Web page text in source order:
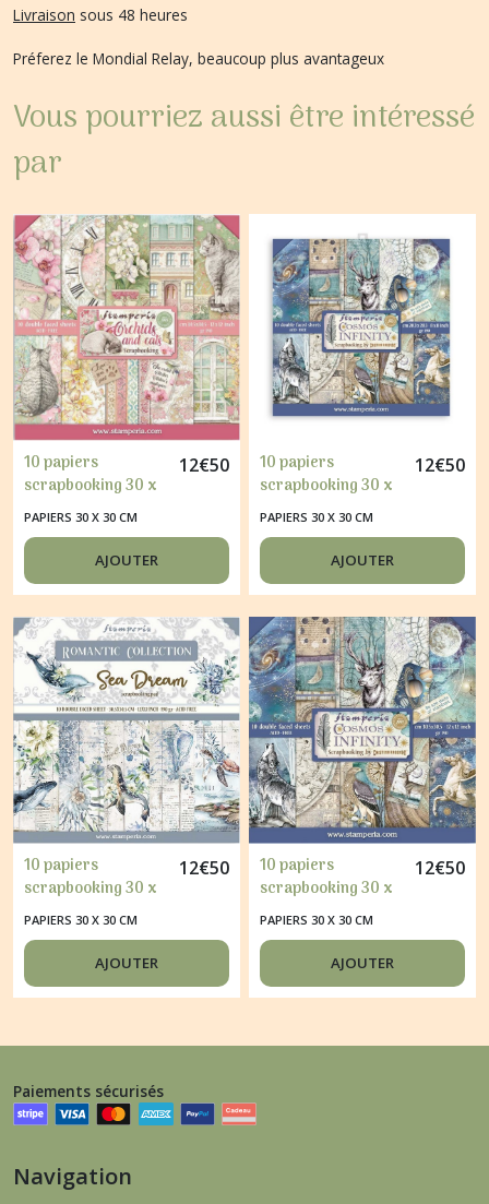
Livraison sous 48 heures
Préferez le Mondial Relay, beaucoup plus avantageux
Vous pourriez aussi être intéressé
par
10 papiers
scrapbooking 30 x
30 cm STAMPERIA
ORCHIDS AND CATS
12€50
PAPIERS 30 X 30 CM
AJOUTER
10 papiers
scrapbooking 30 x
30 cm STAMPERIA
COSMOS
12€50
PAPIERS 30 X 30 CM
AJOUTER
10 papiers
scrapbooking 30 x
30 cm STAMPERIA
SEA DREAM
12€50
PAPIERS 30 X 30 CM
AJOUTER
10 papiers
scrapbooking 30 x
30 cm STAMPERIA
COSMOS INFINITY
12€50
PAPIERS 30 X 30 CM
AJOUTER
Paiements sécurisés
Navigation